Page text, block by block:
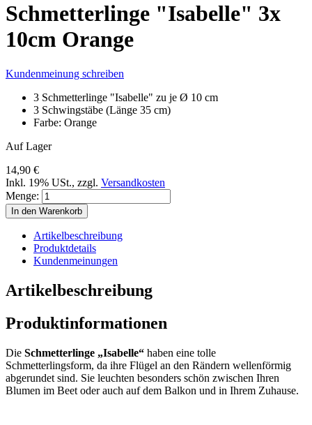
Schmetterlinge "Isabelle" 3x
10cm Orange
Kundenmeinung schreiben
3 Schmetterlinge "Isabelle" zu je Ø 10 cm
3 Schwingstäbe (Länge 35 cm)
Farbe: Orange
Auf Lager
14,90 €
Inkl. 19% USt., zzgl. Versandkosten
Menge:
In den Warenkorb
Artikelbeschreibung
Produktdetails
Kundenmeinungen
Artikelbeschreibung
Produktinformationen
Die Schmetterlinge „Isabelle“ haben eine tolle
Schmetterlingsform, da ihre Flügel an den Rändern wellenförmig
abgerundet sind. Sie leuchten besonders schön zwischen Ihren
Blumen im Beet oder auch auf dem Balkon und in Ihrem Zuhause.